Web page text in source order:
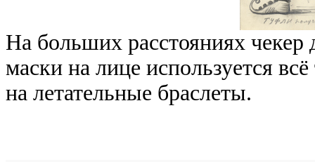
На больших расстояниях
маски на лице используется
на летательные браслеты.